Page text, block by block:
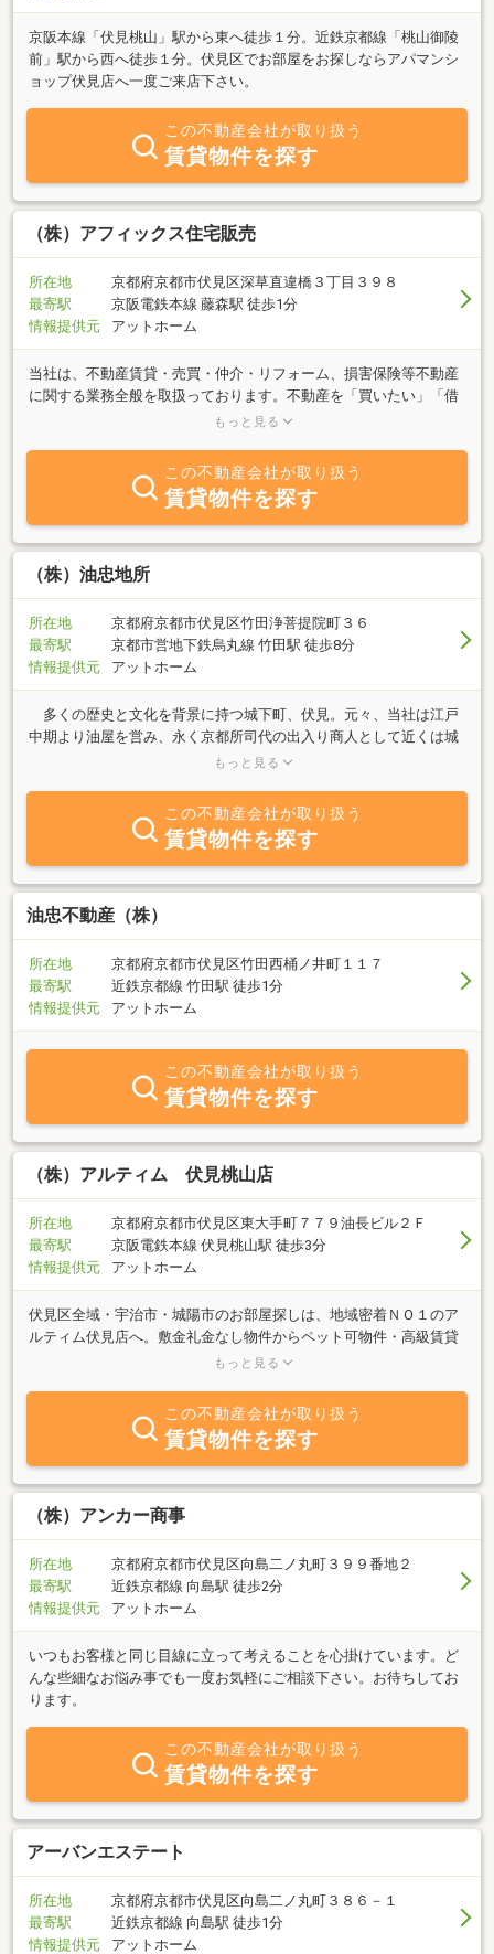
京阪本線「伏見桃山」駅から東へ徒歩１分。近鉄京都線「桃山御陵
前」駅から西へ徒歩１分。伏見区でお部屋をお探しならアパマンシ
ョップ伏見店へ一度ご来店下さい。
この不動産会社が取り扱う
賃貸物件を探す
（株）アフィックス住宅販売
所在地
京都府京都市伏見区深草直違橋３丁目３９８
最寄駅
京阪電鉄本線 藤森駅 徒歩1分
情報提供元
アットホーム
当社は、不動産賃貸・売買・仲介・リフォーム、損害保険等不動産
に関する業務全般を取扱っております。不動産を「買いたい」「借
りたい」等は、当社独自のデータベース等や豊富なネットワークで
も当社独自のシステムにより、安心かつスムーズにお客様をお探し
できる様、スタッフ一同心掛けております。また、リフォーム部門
も鍵の交換から増築改築まで幅広く対応しております。住宅ローン
やリフォームローン等も業務提携しておりますので、お気軽にご相
談下さい。不動産に関するあらゆるご相談は、ぜひ当社へご相談下
さい。
もっと見る
この不動産会社が取り扱う
賃貸物件を探す
（株）油忠地所
所在地
京都府京都市伏見区竹田浄菩提院町３６
最寄駅
京都市営地下鉄烏丸線 竹田駅 徒歩8分
情報提供元
アットホーム
多くの歴史と文化を背景に持つ城下町、伏見。元々、当社は江戸
中期より油屋を営み、永く京都所司代の出入り商人として近くは城
南宮のごひいきに預かっていました。その後、時代に対応した事業
忠不動産”として、地域と共に歩み、産業と文化の発展に貢献してい
ます。住宅用地、特に一団の土地の造成と買収、並びに新築中古住
宅売買の仲介まで幅広く営んでおります。京都にて、土地建物をお
探しの場合はご遠慮なく当社へご連絡下さい。又、土地建物を売却
なさる方も同様、宜しくお願い致します。月極ガレージから、貸土
地、貸工場、倉庫、オフィスビルまで多数取り扱っております。資
産活用のパイオニアとして地元伏見を中心に京都一円にて遊休土地
の有効活用を得意として営んでおります。ご相談は無料ですのでお
気軽にお問い合わせ下さいませ。
もっと見る
この不動産会社が取り扱う
賃貸物件を探す
油忠不動産（株）
所在地
京都府京都市伏見区竹田西桶ノ井町１１７
最寄駅
近鉄京都線 竹田駅 徒歩1分
情報提供元
アットホーム
この不動産会社が取り扱う
賃貸物件を探す
（株）アルティム 伏見桃山店
所在地
京都府京都市伏見区東大手町７７９油長ビル２Ｆ
最寄駅
京阪電鉄本線 伏見桃山駅 徒歩3分
情報提供元
アットホーム
伏見区全域・宇治市・城陽市のお部屋探しは、地域密着ＮＯ１のア
ルティム伏見店へ。敷金礼金なし物件からペット可物件・高級賃貸
物件まで、様々なシーンやニーズに合った物件をご紹介させて頂き
頂き、皆様の笑顔が見たいです。大切なのは、あなたと私のコミュ
ニケーション。お気軽にお問合せ下さい。スタッフ一同、心からお
待ちしております。
もっと見る
この不動産会社が取り扱う
賃貸物件を探す
（株）アンカー商事
所在地
京都府京都市伏見区向島二ノ丸町３９９番地２
最寄駅
近鉄京都線 向島駅 徒歩2分
情報提供元
アットホーム
いつもお客様と同じ目線に立って考えることを心掛けています。ど
んな些細なお悩み事でも一度お気軽にご相談下さい。お待ちしてお
ります。
この不動産会社が取り扱う
賃貸物件を探す
アーバンエステート
所在地
京都府京都市伏見区向島二ノ丸町３８６－１
最寄駅
近鉄京都線 向島駅 徒歩1分
情報提供元
アットホーム